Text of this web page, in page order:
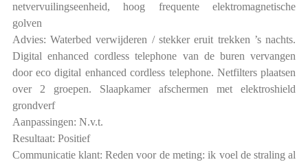
netvervuilingseenheid, hoog frequente elektromagnetische
golven
Advies: Waterbed verwijderen / stekker eruit trekken ’s nachts.
Digital enhanced cordless telephone van de buren vervangen
door eco digital enhanced cordless telephone. Netfilters plaatsen
over 2 groepen. Slaapkamer afschermen met elektroshield
grondverf
Aanpassingen: N.v.t.
Resultaat: Positief
Communicatie klant: Reden voor de meting: ik voel de straling al